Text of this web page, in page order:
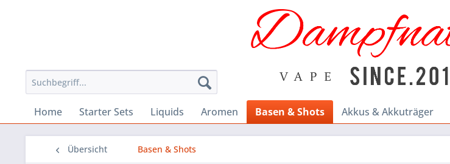
Home Starter Sets Liquids Aromen Basen & Shots Akkus & Akkuträger
Übersicht Basen & Shots